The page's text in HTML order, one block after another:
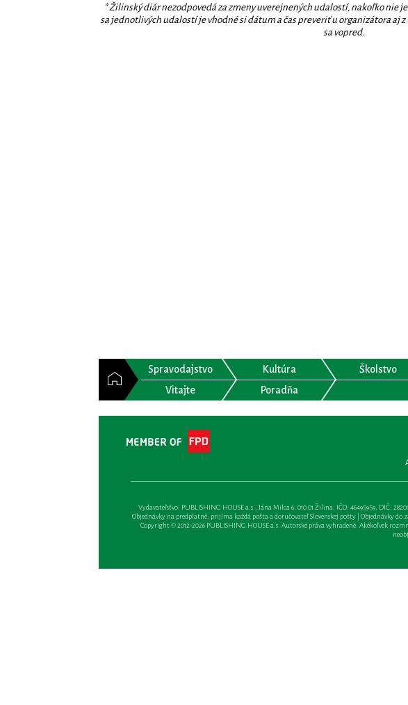
* Žilinský diár nezodpovedá za zmeny uverejnených udalostí, nakoľko nie
sa jednotlivých udalostí je vhodné si dátum a čas preveriť u organizátora aj
sa vopred.
Spravodajstvo Kultúra Školstvo
Vitajte
Poradňa
Vydavateľsťvo: PUBLISHING HOUSE a.s., Jána Milca 6, 010 01 Žilina, IČO: 46495959, DIČ:
Objednávky na predplatné: prijíma každá pošta a doručovateľ Slovenskej pošty | Objednávky
Copyright © 2012-2026 PUBLISHING HOUSE a.s. Autorské práva vyhradené. Akékoľvek